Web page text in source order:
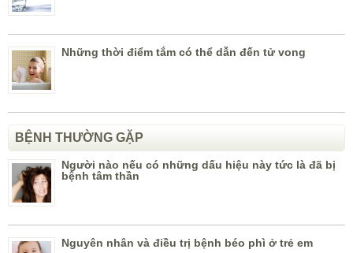
Những thời điểm tắm có thể dẫn đến tử vong
BỆNH THƯỜNG GẶP
Người nào nếu có những dấu hiệu này tức là đã bị
bệnh tâm thần
Nguyên nhân và điều trị bệnh béo phì ở trẻ em